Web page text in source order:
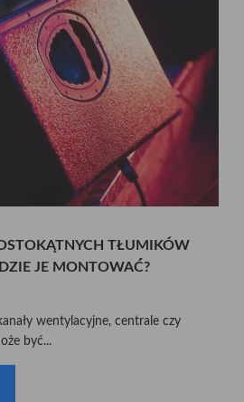
TŁUMIKÓW
JE MONTOWAĆ?
wentylacyjne, centrale czy
być...